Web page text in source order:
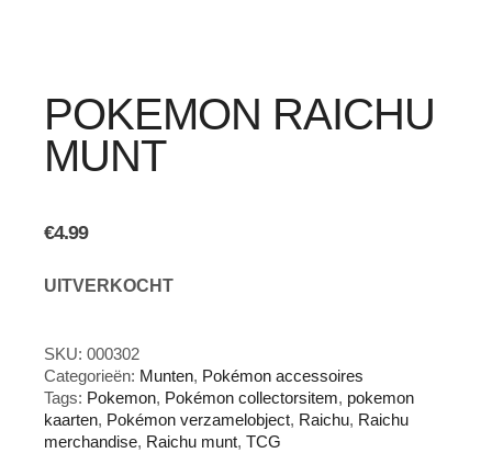
POKEMON RAICHU
MUNT
€4.99
UITVERKOCHT
SKU: 000302
Categorieën: Munten, Pokémon accessoires
Tags: Pokemon, Pokémon collectorsitem, pokemon
kaarten, Pokémon verzamelobject, Raichu, Raichu
merchandise, Raichu munt, TCG